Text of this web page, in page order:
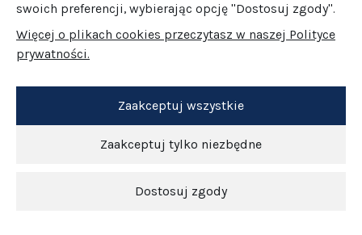
swoich preferencji, wybierając opcję "Dostosuj zgody".
Więcej o plikach cookies przeczytasz w naszej Polityce
prywatności.
Zaakceptuj tylko niezbędne
Dostosuj zgody
Zaakceptuj wszystkie